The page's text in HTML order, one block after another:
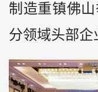
制造重镇佛
分领域头部企